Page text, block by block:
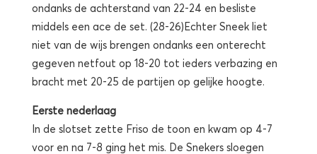
ondanks de achterstand van 22-24 en besliste
middels een ace de set. (28-26)Echter Sneek liet
niet van de wijs brengen ondanks een onterecht
gegeven netfout op 18-20 tot ieders verbazing en
bracht met 20-25 de partijen op gelijke hoogte.
Eerste nederlaag
In de slotset zette Friso de toon en kwam op 4-7
voor en na 7-8 ging het mis. De Snekers sloegen